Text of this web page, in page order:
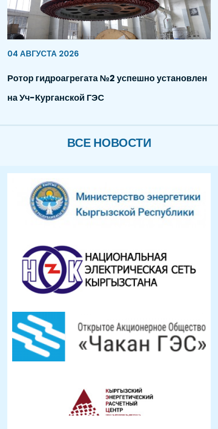
04 АВГУСТА 2026
Ротор гидроагрегата №2 успешно установлен
на Уч-Курганской ГЭС
ВСЕ НОВОСТИ